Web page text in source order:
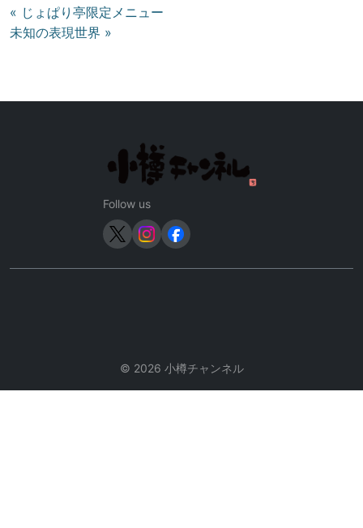
投
稿
« じょぱり亭限定メニュー
未知の表現世界 »
Follow us
© 2026 小樽チャンネル